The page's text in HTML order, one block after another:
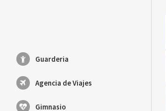
Guarderia
Agencia de Viajes
Gimnasio